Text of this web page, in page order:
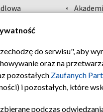
do serwisu", aby
oraz na
pozostałych Zaufanych
i pozostałych, które
podczas